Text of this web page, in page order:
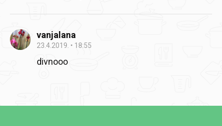
vanjalana
23.4.2019. 18:55
divnooo